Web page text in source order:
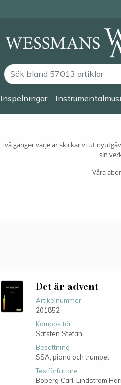
Inspelningar
Två gånger varje år skickar vi ut
sin
Våra
Det är advent
Artikelnummer
201852
Kompositör
Säfsten Stefan
Besättning
SSA, piano och trumpet
Textförfattare
Boberg Carl, Lindström